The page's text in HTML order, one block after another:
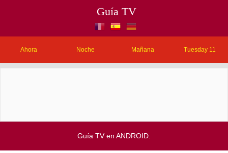
Guía TV
Ahora Noche Mañana Tuesday 11
Guía TV en ANDROID.